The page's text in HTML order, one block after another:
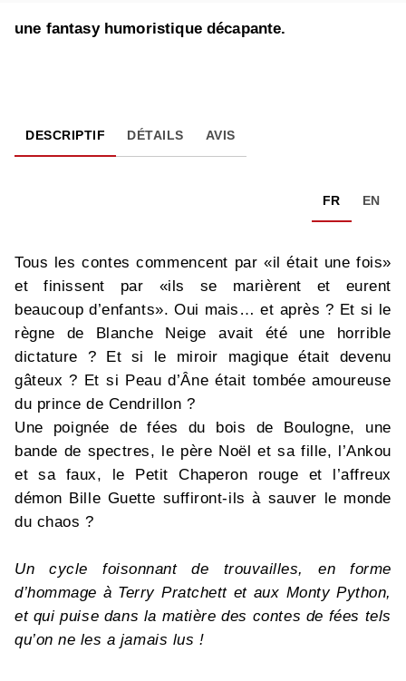
une fantasy humoristique décapante.
DESCRIPTIF DÉTAILS AVIS
FR EN
Tous les contes commencent par «il était une fois»
et finissent par «ils se marièrent et eurent
beaucoup d’enfants». Oui mais… et après ? Et si le
règne de Blanche Neige avait été une horrible
dictature ? Et si le miroir magique était devenu
gâteux ? Et si Peau d’Âne était tombée amoureuse
du prince de Cendrillon ?
Une poignée de fées du bois de Boulogne, une
bande de spectres, le père Noël et sa fille, l’Ankou
et sa faux, le Petit Chaperon rouge et l’affreux
démon Bille Guette suffiront-ils à sauver le monde
du chaos ?
Un cycle foisonnant de trouvailles, en forme
d’hommage à Terry Pratchett et aux Monty Python,
et qui puise dans la matière des contes de fées tels
qu’on ne les a jamais lus !